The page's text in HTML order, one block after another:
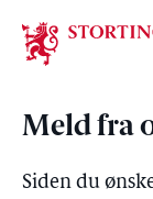
Meld fra
Siden du